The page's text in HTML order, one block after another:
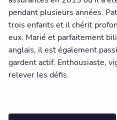
pendant plusieurs années.
trois enfants et il chérit
eux. Marié et parfaitement
anglais, il est également
gardent actif. Enthousiaste,
relever les défis.